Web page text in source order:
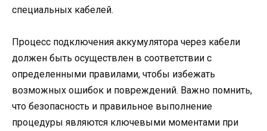
специальных кабелей.
Процесс подключения аккумулятора через кабели
должен быть осуществлен в соответствии с
определенными правилами, чтобы избежать
возможных ошибок и повреждений. Важно помнить,
что безопасность и правильное выполнение
процедуры являются ключевыми моментами при